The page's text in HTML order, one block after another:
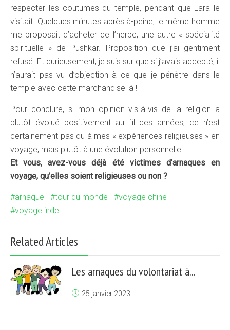
respecter les coutumes du temple, pendant que Lara le
visitait. Quelques minutes après à-peine, le même homme
me proposait d’acheter de l’herbe, une autre « spécialité
spirituelle » de Pushkar. Proposition que j’ai gentiment
refusé. Et curieusement, je suis sur que si j’avais accepté, il
n’aurait pas vu d’objection à ce que je pénètre dans le
temple avec cette marchandise là !
Pour conclure, si mon opinion vis-à-vis de la religion a
plutôt évolué positivement au fil des années, ce n’est
certainement pas du à mes « expériences religieuses » en
voyage, mais plutôt à une évolution personnelle.
Et vous, avez-vous déjà été victimes d’arnaques en
voyage, qu’elles soient religieuses ou non ?
arnaque tour du monde
voyage chine
voyage inde
Related Articles
Les arnaques du volontariat à...
25 janvier 2023